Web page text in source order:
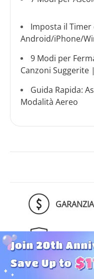
Imposta il
Android/iPhone/
9 Modi per
Canzoni
Guida Rapida:
Modalità Aereo